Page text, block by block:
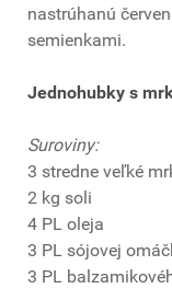
nastrúhanú
semienkami.
Jednohubky s
Suroviny:
3 stredne veľké
2 kg soli
4 PL oleja
3 PL sójovej
3 PL